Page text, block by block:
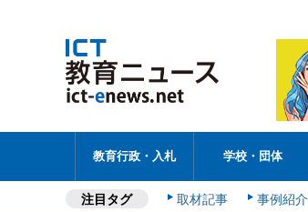
教育行政・入札 学校・団体
注目タグ 取材記事 事例紹介